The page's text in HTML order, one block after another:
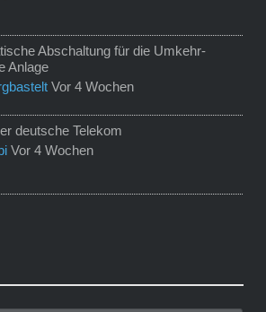
Abschaltung für die Umkehr-
Anlage
Vor 4 Wochen
deutsche Telekom
Vor 4 Wochen